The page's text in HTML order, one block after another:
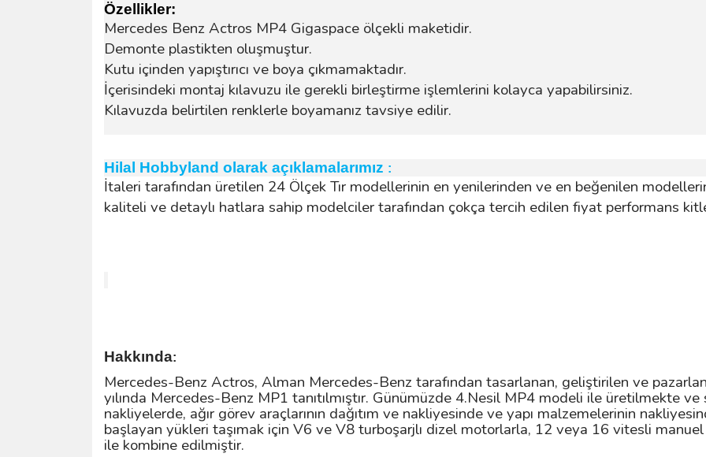
Özellikler:
Mercedes Benz Actros MP4 Gigaspace ölçekli maketidir.
Demonte plastikten oluşmuştur.
Kutu içinden yapıştırıcı ve boya çıkmamaktadır.
İçerisindeki montaj kılavuzu ile gerekli birleştirme işlemlerini kolayca yapabilirsiniz.
Kılavuzda belirtilen renklerle boyamanız tavsiye edilir.
Hilal Hobbyland olarak açıklamalarımız :
İtaleri tarafından üretilen 24 Ölçek Tır modellerinin en yenilerinden ve en beğenilen
kaliteli ve detaylı hatlara sahip modelciler tarafından çokça tercih edilen fiyat performans
Hakkında:
Mercedes-Benz Actros, Alman Mercedes-Benz tarafından tasarlanan, geliştirilen ve
yılında Mercedes-Benz MP1 tanıtılmıştır. Günümüzde 4.Nesil MP4 modeli ile üretilmekte
nakliyelerde, ağır görev araçlarının dağıtım ve nakliyesinde ve yapı malzemelerinin
başlayan yükleri taşımak için V6 ve V8 turboşarjlı dizel motorlarla, 12 veya 16 vitesli
ile kombine edilmiştir.